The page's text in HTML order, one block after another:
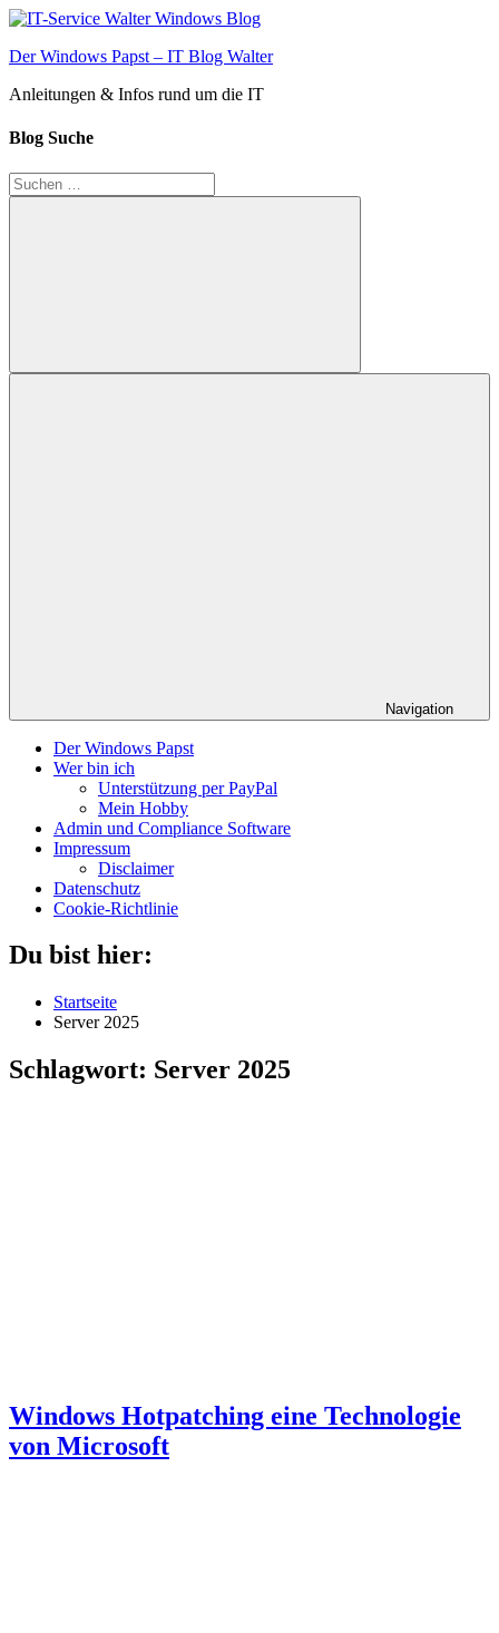
Zum
springen
Der Windows Papst – IT Blog Walter
Anleitungen & Infos rund um die IT
Blog Suche
Suchen
nach:
Suchen
Navigation
Der Windows Papst
Wer bin ich
Unterstützung per PayPal
Mein Hobby
Admin und Compliance Software
Impressum
Disclaimer
Datenschutz
Cookie-Richtlinie
Du bist hier:
Startseite
Server 2025
Schlagwort: Server 2025
Windows Hotpatching eine Technologie
von Microsoft